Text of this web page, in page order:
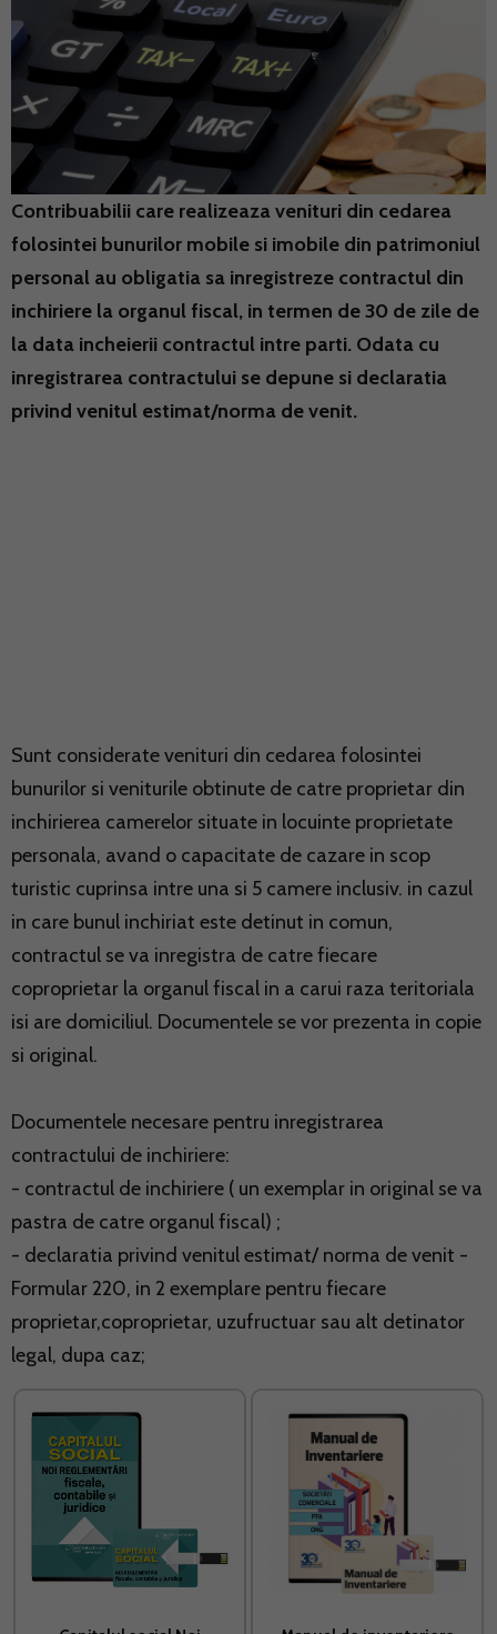
Contribuabilii care realizeaza venituri din cedarea
folosintei bunurilor mobile si imobile din patrimoniul
personal au obligatia sa inregistreze contractul din
inchiriere la organul fiscal, in termen de 30 de zile de
la data incheierii contractul intre parti. Odata cu
inregistrarea contractului se depune si declaratia
privind venitul estimat/norma de venit.
Sunt considerate venituri din cedarea folosintei
bunurilor si veniturile obtinute de catre proprietar din
inchirierea camerelor situate in locuinte proprietate
personala, avand o capacitate de cazare in scop
turistic cuprinsa intre una si 5 camere inclusiv. in cazul
in care bunul inchiriat este detinut in comun,
contractul se va inregistra de catre fiecare
coproprietar la organul fiscal in a carui raza teritoriala
isi are domiciliul. Documentele se vor prezenta in copie
si original.
Documentele necesare pentru inregistrarea
contractului de inchiriere:
- contractul de inchiriere ( un exemplar in original se va
pastra de catre organul fiscal) ;
- declaratia privind venitul estimat/ norma de venit -
Formular 220, in 2 exemplare pentru fiecare
proprietar,coproprietar, uzufructuar sau alt detinator
legal, dupa caz;